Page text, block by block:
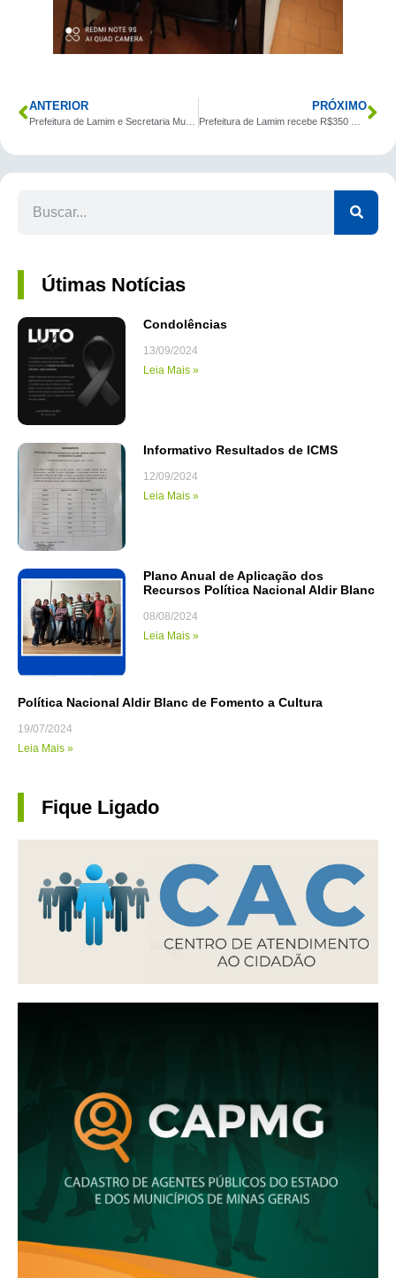
ANTERIOR PRÓXIMO
Útimas Notícias
Condolências
13/09/2024
Leia Mais »
Informativo Resultados de ICMS
12/09/2024
Leia Mais »
Plano Anual de Aplicação dos
Recursos Política Nacional Aldir Blanc
08/08/2024
Leia Mais »
Política Nacional Aldir Blanc de Fomento a Cultura
19/07/2024
Leia Mais »
Fique Ligado